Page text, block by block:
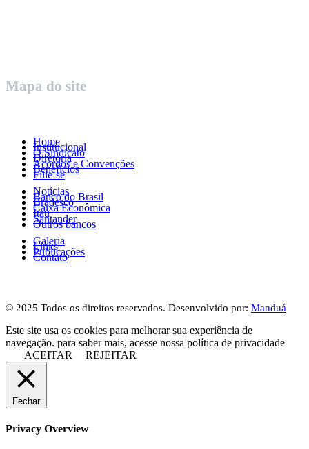
Mapa do site
Home
Institucional
O Sindicato
Diretoria
Acordos e Convenções
Benefícios
Filie-se
Notícias
Banco do Brasil
Bradesco
Caixa Econômica
Itaú
Santander
Outros bancos
Galeria
Links
Publicações
Contato
© 2025 Todos os direitos reservados. Desenvolvido por: Manduá
Este site usa os cookies para melhorar sua experiência de
navegação. para saber mais, acesse nossa política de privacidade
ACEITAR
REJEITAR
Fechar
Privacy Overview